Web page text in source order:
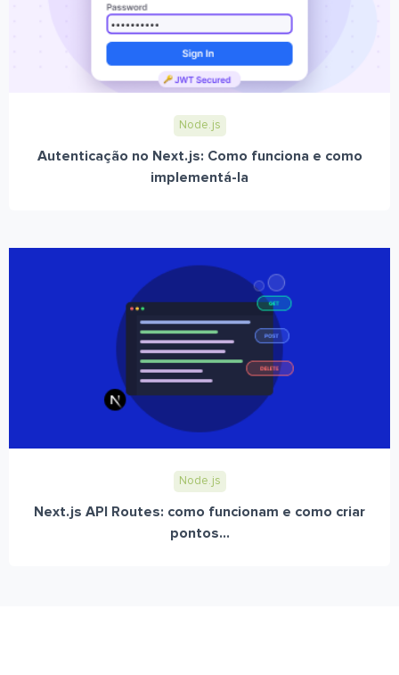
Node.js
Autenticação no Next.js: Como funciona e como
implementá-la
Node.js
Next.js API Routes: como funcionam e como criar
pontos...